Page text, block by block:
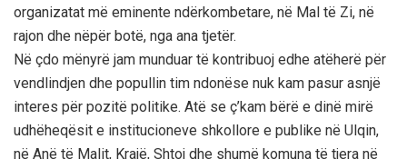
organizatat më eminente ndërkombetare, në Mal të Zi, në
rajon dhe nëpër botë, nga ana tjetër.
Në çdo mënyrë jam munduar të kontribuoj edhe atëherë për
vendlindjen dhe popullin tim ndonëse nuk kam pasur asnjë
interes për pozitë politike. Atë se ç’kam bërë e dinë mirë
udhëheqësit e institucioneve shkollore e publike në Ulqin,
në Anë të Malit, Krajë, Shtoj dhe shumë komuna të tjera në